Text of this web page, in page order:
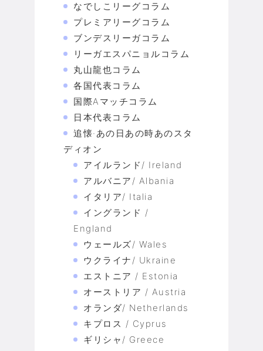
なでしこリーグコラム
プレミアリーグコラム
ブンデスリーガコラム
リーガエスパニョルコラム
丸山龍也コラム
各国代表コラム
国際Aマッチコラム
日本代表コラム
追懐·あの日あの時あのスタ
ディオン
アイルランド/ Ireland
アルバニア/ Albania
イタリア/ Italia
イングランド /
England
ウェールズ/ Wales
ウクライナ/ Ukraine
エストニア / Estonia
オーストリア / Austria
オランダ/ Netherlands
キプロス / Cyprus
ギリシャ/ Greece